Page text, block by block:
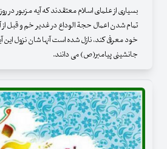
بسیاری از علمای اسلام معتقدند که آیه مزبور
تمام شدن اعمال حجة الوداع در غدیر خم و قبل از
خود معرفی کند، نازل شده است آنها شان نزول این
جانشینی پیامبر(ص) می دانند.